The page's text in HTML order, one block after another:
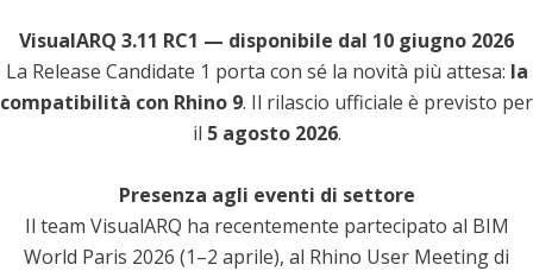
VisualARQ 3.11 RC1 — disponibile dal 10 giugno 2026
La Release Candidate 1 porta con sé la novità più attesa: la
compatibilità con Rhino 9. Il rilascio ufficiale è previsto per
il 5 agosto 2026.
Presenza agli eventi di settore
Il team VisualARQ ha recentemente partecipato al BIM
World Paris 2026 (1–2 aprile), al Rhino User Meeting di